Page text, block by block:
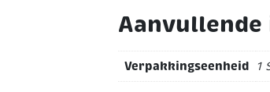
Verpakkingseenheid 1